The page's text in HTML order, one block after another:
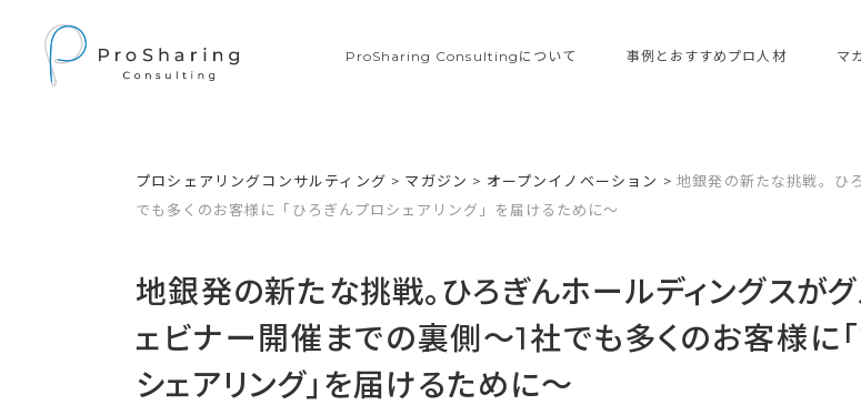
ProSharing Consultingについて 事例とおすすめプロ人材 マ
プロシェアリングコンサルティング > マガジン > オープンイノベーション > 地銀発の新たな挑戦。ひ
でも多くのお客様に「ひろぎんプロシェアリング」を届けるために〜
地銀発の新たな挑戦。ひろぎんホールディングスが
ェビナー開催までの裏側〜1社でも多くのお客様に
シェアリング」を届けるために〜